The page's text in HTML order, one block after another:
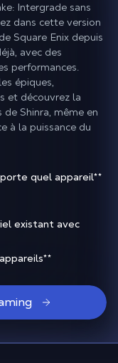
Intergrade sans
dans cette version
Square Enix depuis
avec des
performances.
épiques,
et découvrez la
Shinra, même en
à la puissance du
quel appareil**
existant avec
**